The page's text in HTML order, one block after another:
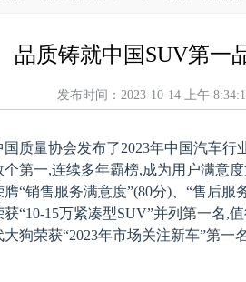
品质铸就中国SUV第一
发布时间：2023-10-14 上午
国质量协会发布了2023年中国汽车行
个第一,连续多年霸榜,成为用户满意
“销售服务满意度”(80分)、“售后服
“10-15万紧凑型SUV”并列第一名,
大狗荣获“2023年市场关注新车”第一